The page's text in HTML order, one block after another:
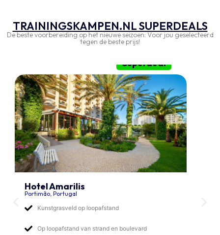
TRAININGSKAMPEN.NL SUPERDEALS
De beste voorbereiding op het nieuwe seizoen: Voor jou geselecteerd
tegen de beste prijs!
Hotel Amarilis
Portimão, Portugal
Superdeal
Kunstgrasveld op loopafstand
Op loopafstand van strand en boulevard